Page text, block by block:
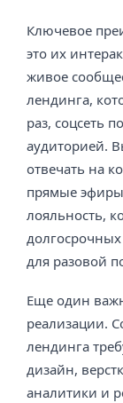
Ключевое
это их
живое
лендинга,
раз, соцсеть
аудиторией.
отвечать на
прямые
лояльность,
для разовой
Еще один
реализации.
лендинга
дизайн,
аналитики и